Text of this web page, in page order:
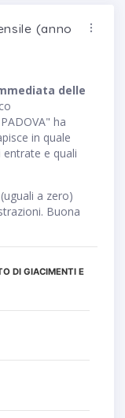
(anno
delle
ha
in quale
e quali
a zero)
Buona
DI GIACIMENTI E